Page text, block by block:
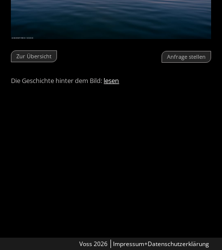
Zur Übersicht Anfrage stellen
Die Geschichte hinter dem Bild: lesen
Voss 2026 Impressum+Datenschutzerklärung